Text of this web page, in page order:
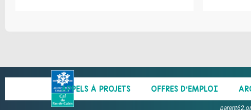
APPELS À PROJETS OFFRES D’EMPLOI